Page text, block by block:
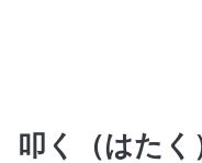
叩く（はたく